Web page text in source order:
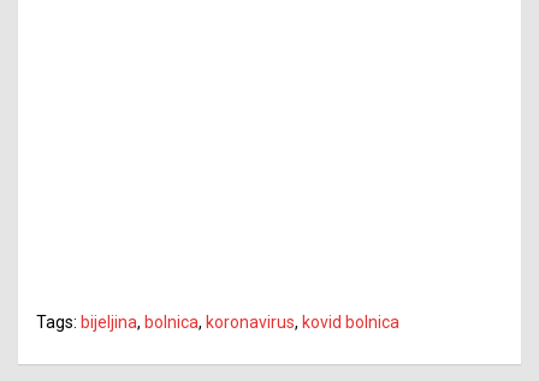
Tags: bijeljina, bolnica, koronavirus, kovid bolnica